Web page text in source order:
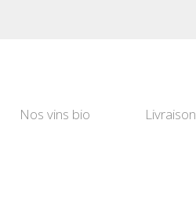
Nos vins bio Livraison